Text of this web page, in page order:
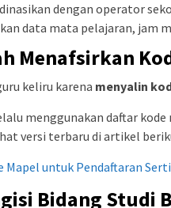
dengan operator
data mata pelajaran, jam
Menafsirkan
keliru karena menyalin
menggunakan daftar kode
versi terbaru di artikel
Mapel untuk Pendaftaran
Bidang Studi